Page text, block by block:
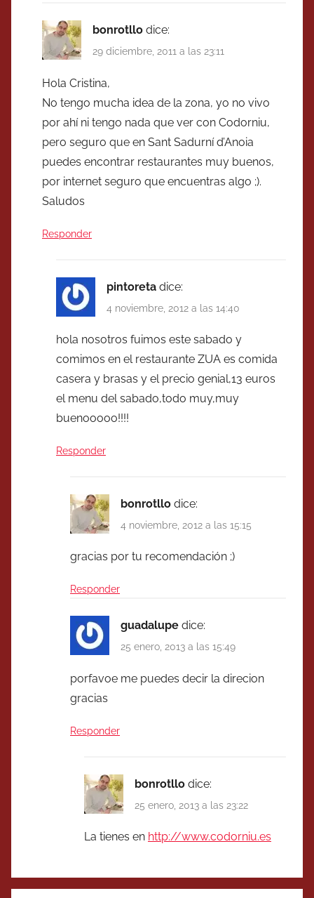
bonrotllo dice:
29 diciembre, 2011 a las 23:11
Hola Cristina,
No tengo mucha idea de la zona, yo no vivo
por ahí ni tengo nada que ver con Codorniu,
pero seguro que en Sant Sadurní d’Anoia
puedes encontrar restaurantes muy buenos,
por internet seguro que encuentras algo ;).
Saludos
Responder
pintoreta dice:
4 noviembre, 2012 a las 14:40
hola nosotros fuimos este sabado y
comimos en el restaurante ZUA es comida
casera y brasas y el precio genial,13 euros
el menu del sabado,todo muy,muy
buenooooo!!!!
Responder
bonrotllo dice:
4 noviembre, 2012 a las 15:15
gracias por tu recomendación ;)
Responder
guadalupe dice:
25 enero, 2013 a las 15:49
porfavoe me puedes decir la direcion
gracias
Responder
bonrotllo dice:
25 enero, 2013 a las 23:22
La tienes en http://www.codorniu.es